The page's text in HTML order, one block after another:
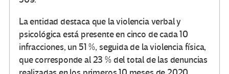
La entidad destaca que la violencia verbal y
psicológica está presente en cinco de cada 10
infracciones, un 51 %, seguida de la violencia física,
que corresponde al 23 % del total de las denuncias